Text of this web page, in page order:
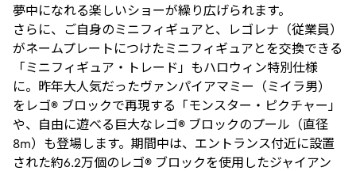
夢中になれる楽しいショーが繰り広げられます。
さらに、ご自身のミニフィギュアと、レゴレナ（従業員）
がネームプレートにつけたミニフィギュアとを交換できる
「ミニフィギュア・トレード」もハロウィン特別仕様
に。昨年大人気だったヴァンパイアマミー（ミイラ男）
をレゴ® ブロックで再現する「モンスター・ピクチャー」
や、自由に遊べる巨大なレゴ® ブロックのプール（直径
8m）も登場します。期間中は、エントランス付近に設置
された約6.2万個のレゴ® ブロックを使用したジャイアン